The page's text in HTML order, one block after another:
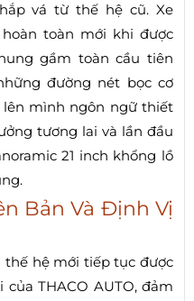
vá từ thế hệ cũ. Xe
toàn mới khi được
gầm toàn cầu tiên
đường nét bọc cơ
mình ngôn ngữ thiết
tương lai và lần đầu
21 inch khổng lồ
Bản Và Định Vị
thế hệ mới tiếp tục được
THACO AUTO, đảm